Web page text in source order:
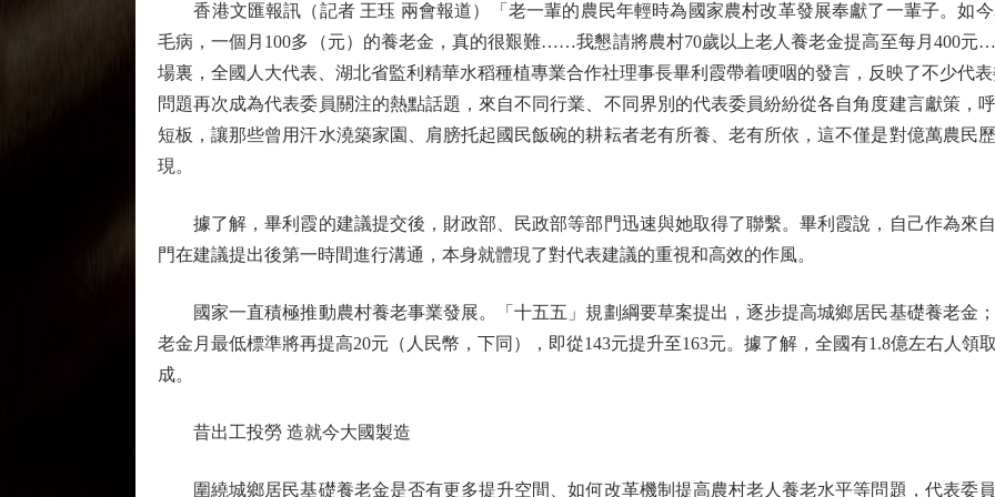
香港文匯報訊（記者 王珏 兩會報道）「老一輩的農民年輕時為國家農村改革發展奉獻了一輩子。如
毛病，一個月100多（元）的養老金，真的很艱難……我懇請將農村70歲以上老人養老金提高至每月400
場裏，全國人大代表、湖北省監利精華水稻種植專業合作社理事長畢利霞帶着哽咽的發言，反映了不少代
問題再次成為代表委員關注的熱點話題，來自不同行業、不同界別的代表委員紛紛從各自角度建言獻策，
短板，讓那些曾用汗水澆築家園、肩膀托起國民飯碗的耕耘者老有所養、老有所依，這不僅是對億萬農民
現。
據了解，畢利霞的建議提交後，財政部、民政部等部門迅速與她取得了聯繫。畢利霞說，自己作為來
門在建議提出後第一時間進行溝通，本身就體現了對代表建議的重視和高效的作風。
國家一直積極推動農村養老事業發展。「十五五」規劃綱要草案提出，逐步提高城鄉居民基礎養老金
老金月最低標準將再提高20元（人民幣，下同），即從143元提升至163元。據了解，全國有1.8億左右人領
成。
昔出工投勞 造就今大國製造
圍繞城鄉居民基礎養老金是否有更多提升空間、如何改革機制提高農村老人養老水平等問題，代表委